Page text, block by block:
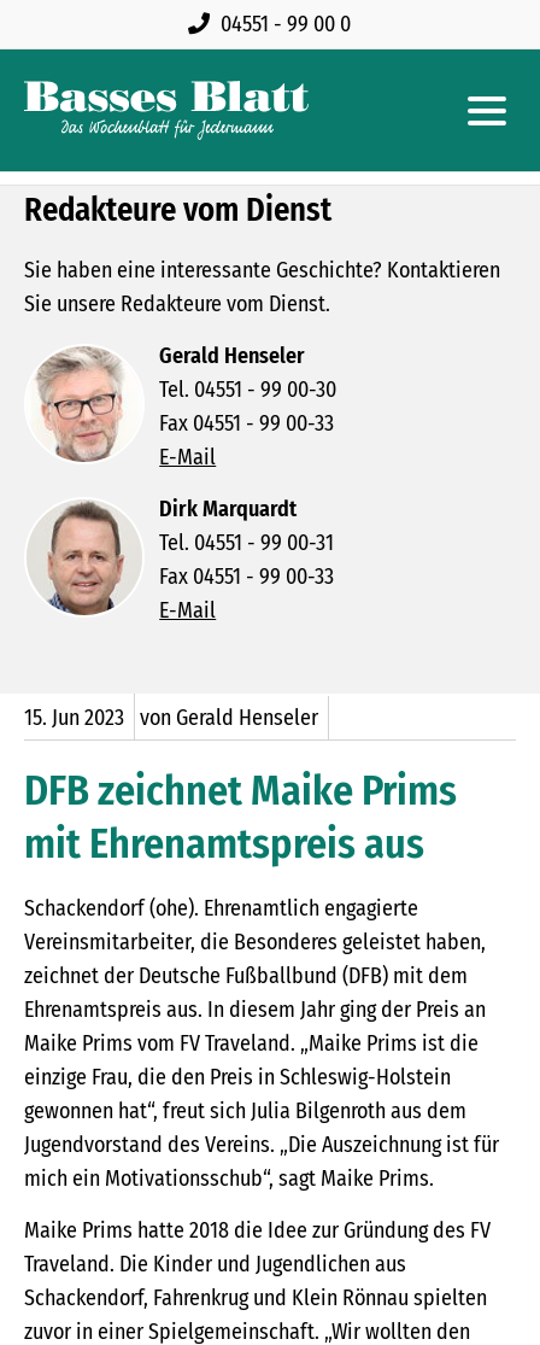
04551 - 99 00 0
Redakteure vom Dienst
Sie haben eine interessante Geschichte? Kontaktieren
Sie unsere Redakteure vom Dienst.
Gerald Henseler
Tel. 04551 - 99 00-30
Fax 04551 - 99 00-33
E-Mail
Dirk Marquardt
Tel. 04551 - 99 00-31
Fax 04551 - 99 00-33
E-Mail
15. Jun2023 von Gerald Henseler
DFB zeichnet Maike Prims
mit Ehrenamtspreis aus
Schackendorf (ohe). Ehrenamtlich engagierte
Vereinsmitarbeiter, die Besonderes geleistet haben,
zeichnet der Deutsche Fußballbund (DFB) mit dem
Ehrenamtspreis aus. In diesem Jahr ging der Preis an
Maike Prims vom FV Traveland. „Maike Prims ist die
einzige Frau, die den Preis in Schleswig-Holstein
gewonnen hat“, freut sich Julia Bilgenroth aus dem
Jugendvorstand des Vereins. „Die Auszeichnung ist für
mich ein Motivationsschub“, sagt Maike Prims.
Maike Prims hatte 2018 die Idee zur Gründung des FV
Traveland. Die Kinder und Jugendlichen aus
Schackendorf, Fahrenkrug und Klein Rönnau spielten
zuvor in einer Spielgemeinschaft. „Wir wollten den